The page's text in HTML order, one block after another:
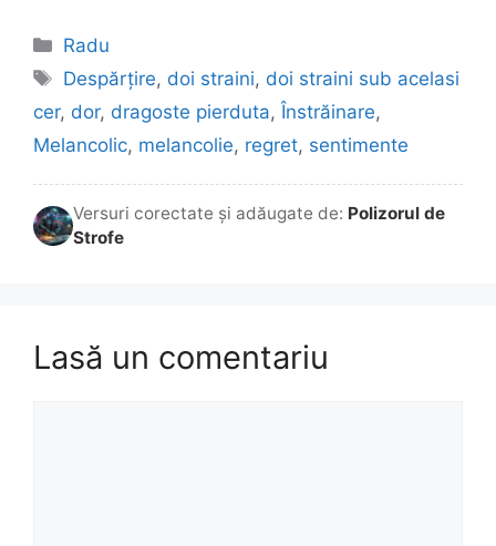
Categorii
Radu
Etichete
Despărțire, doi straini, doi straini sub acelasi
cer, dor, dragoste pierduta, Înstrăinare,
Melancolic, melancolie, regret, sentimente
Versuri corectate și adăugate de: Polizorul de
Strofe
Lasă un comentariu